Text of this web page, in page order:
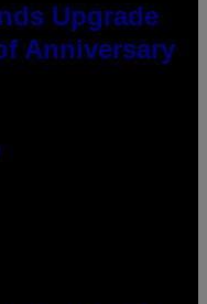
Upgrade
Anniversary